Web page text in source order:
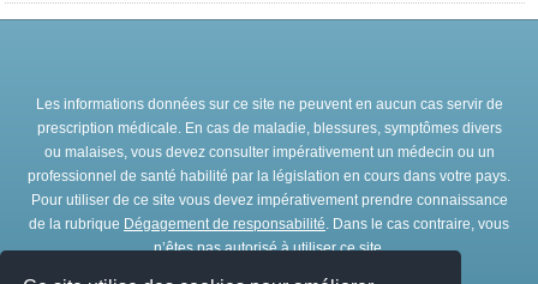
Les informations données sur ce site ne peuvent en aucun cas servir de
prescription médicale. En cas de maladie, blessures, symptômes divers
ou malaises, vous devez consulter impérativement un médecin ou un
professionnel de santé habilité par la législation en cours dans votre pays.
Pour utiliser de ce site vous devez impérativement prendre connaissance
de la rubrique Dégagement de responsabilité. Dans le cas contraire, vous
n’êtes pas autorisé à utiliser ce site.